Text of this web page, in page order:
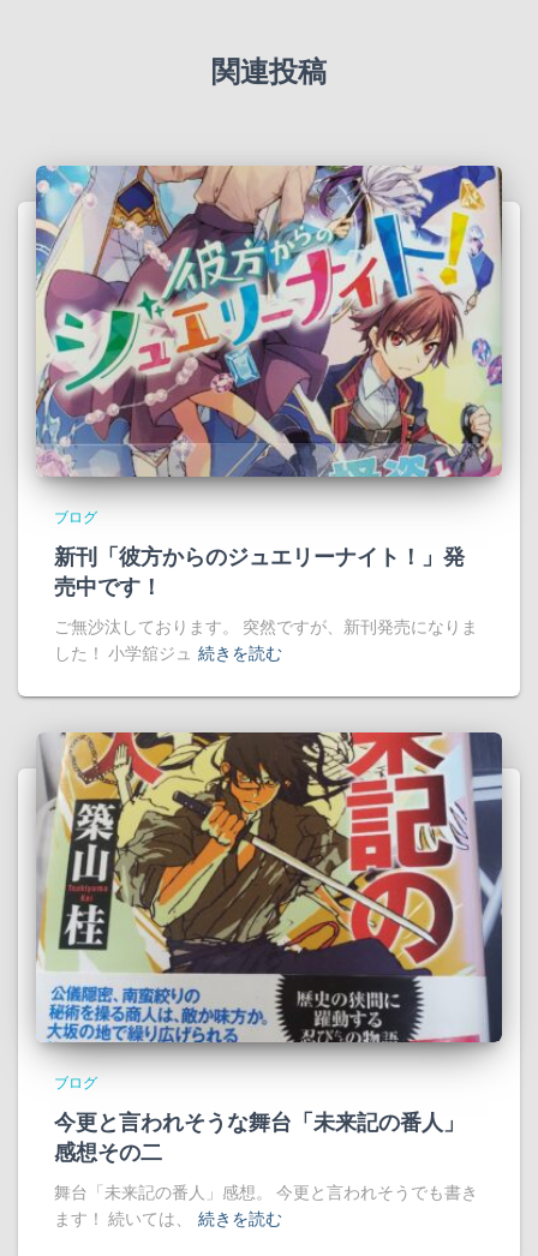
関連投稿
ブログ
新刊「彼方からのジュエリーナイト！」発
売中です！
ご無沙汰しております。 突然ですが、新刊発売になりま
した！ 小学舘ジュ 続きを読む
ブログ
今更と言われそうな舞台「未来記の番人」
感想その二
舞台「未来記の番人」感想。 今更と言われそうでも書き
ます！ 続いては、
続きを読む